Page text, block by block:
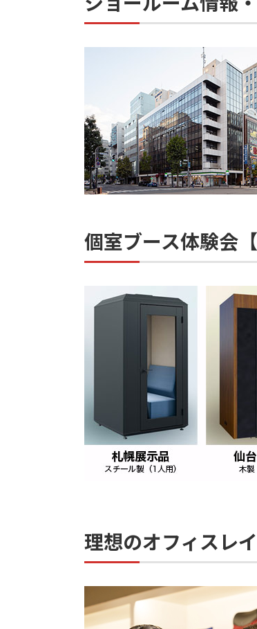
個室ブース体験会
理想のオフィスレ